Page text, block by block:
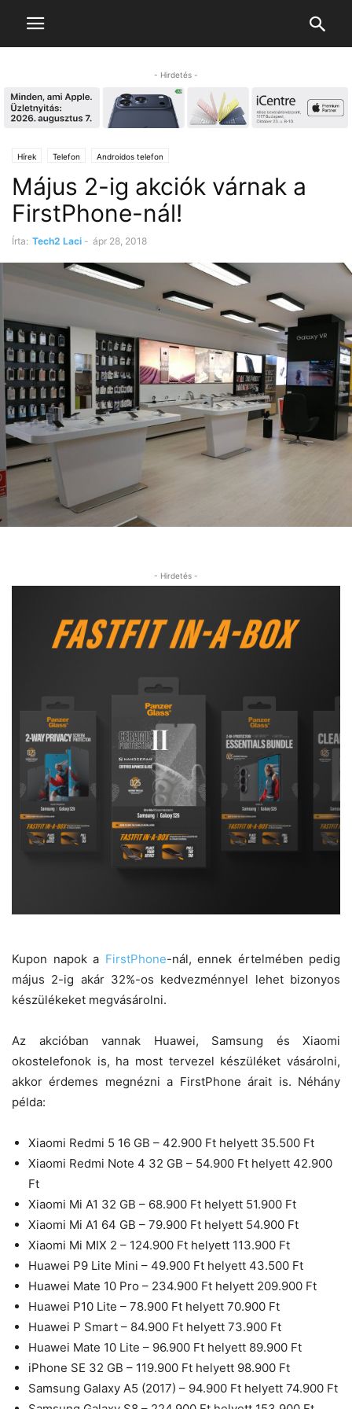
- Hirdetés -
Hírek Telefon Androidos telefon
Május 2-ig akciók várnak a
FirstPhone-nál!
Írta: Tech2 Laci - ápr 28, 2018
- Hirdetés -
Kupon napok a FirstPhone-nál, ennek értelmében pedig
május 2-ig akár 32%-os kedvezménnyel lehet bizonyos
készülékeket megvásárolni.
Az akcióban vannak Huawei, Samsung és Xiaomi
okostelefonok is, ha most tervezel készüléket vásárolni,
akkor érdemes megnézni a FirstPhone árait is. Néhány
példa:
Xiaomi Redmi 5 16 GB – 42.900 Ft helyett 35.500 Ft
Xiaomi Redmi Note 4 32 GB – 54.900 Ft helyett 42.900
Ft
Xiaomi Mi A1 32 GB – 68.900 Ft helyett 51.900 Ft
Xiaomi Mi A1 64 GB – 79.900 Ft helyett 54.900 Ft
Xiaomi Mi MIX 2 – 124.900 Ft helyett 113.900 Ft
Huawei P9 Lite Mini – 49.900 Ft helyett 43.500 Ft
Huawei Mate 10 Pro – 234.900 Ft helyett 209.900 Ft
Huawei P10 Lite – 78.900 Ft helyett 70.900 Ft
Huawei P Smart – 84.900 Ft helyett 73.900 Ft
Huawei Mate 10 Lite – 96.900 Ft helyett 89.900 Ft
iPhone SE 32 GB – 119.900 Ft helyett 98.900 Ft
Samsung Galaxy A5 (2017) – 94.900 Ft helyett 74.900 Ft